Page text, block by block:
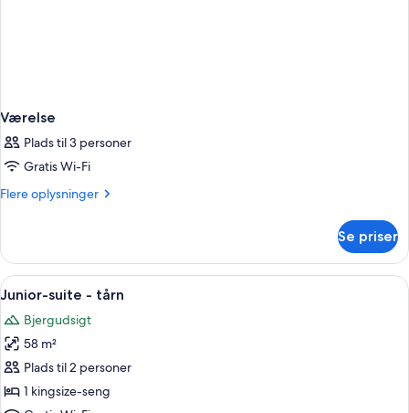
Værelse
Plads til 3 personer
Gratis Wi-Fi
Flere oplysninger
Flere
Se priser
Indlæs
alle
billeder
af
Junior-
suite
Junior-suite - tårn | Premium-
18
Junior-suite - tårn
Bjergudsigt
58 m²
Plads til 2 personer
1 kingsize-seng